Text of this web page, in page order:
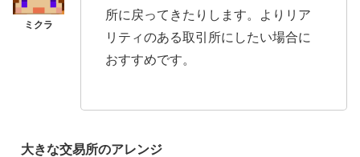
所に戻ってきたりします。よりリア
リティのある取引所にしたい場合に
おすすめです。
大きな交易所のアレンジ